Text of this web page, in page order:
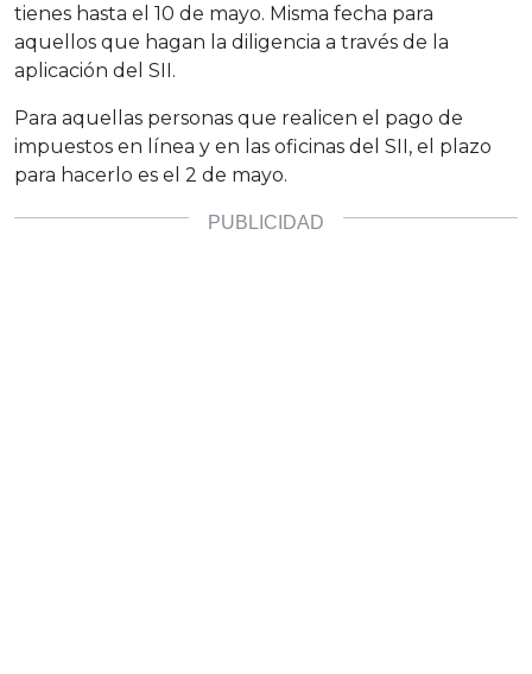
tienes hasta el 10 de mayo. Misma fecha para
aquellos que hagan la diligencia a través de la
aplicación del SII.
Para aquellas personas que realicen el pago de
impuestos en línea y en las oficinas del SII, el plazo
para hacerlo es el 2 de mayo.